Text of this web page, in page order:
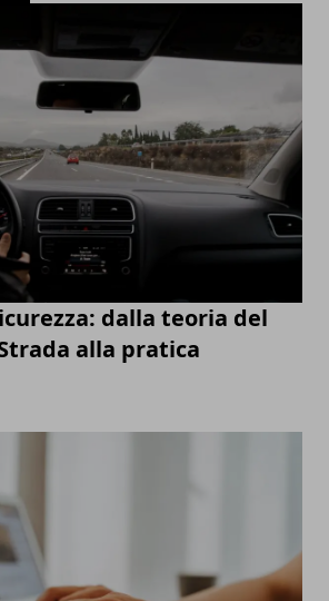
dalla teoria del
alla pratica